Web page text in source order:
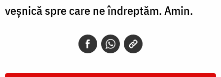
veşnică spre care ne îndreptăm. Amin.